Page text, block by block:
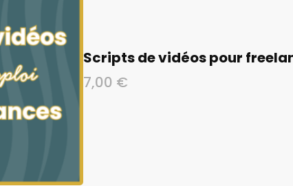
Scripts de vidéos pour
7,00 €